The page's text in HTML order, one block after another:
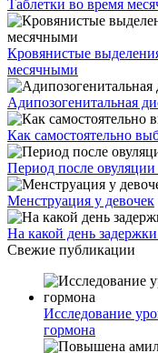
Таблетки во время
Кровянистые
месячными
Адипозогенитальная
Как самостоятельно
Период после
Менструация у девочек
На какой день
Свежие публикации
Исследование
гормона